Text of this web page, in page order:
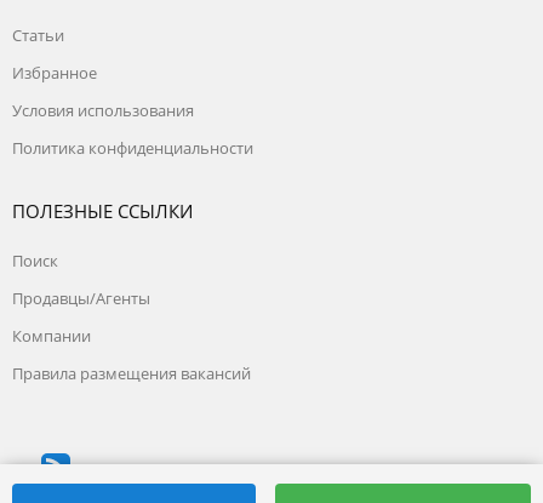
Статьи
Избранное
Условия использования
Политика конфиденциальности
ПОЛЕЗНЫЕ ССЫЛКИ
Поиск
Продавцы/Агенты
Компании
Правила размещения вакансий